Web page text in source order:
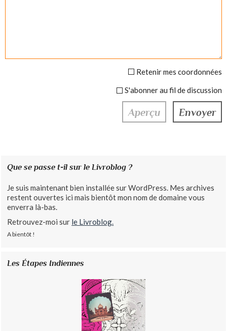
Retenir mes coordonnées
S'abonner au fil de discussion
Que se passe t-il sur le Livroblog ?
Je suis maintenant bien installée sur WordPress. Mes archives
restent ouvertes ici mais bientôt mon nom de domaine vous
enverra là-bas.
Retrouvez-moi sur le Livroblog.
A bientôt !
Les Étapes Indiennes